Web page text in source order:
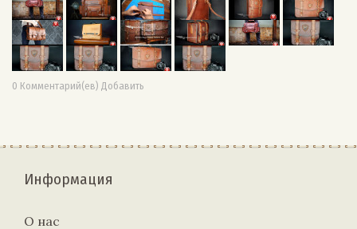
0 Комментарий(ев) Добавить
Информация
О нас